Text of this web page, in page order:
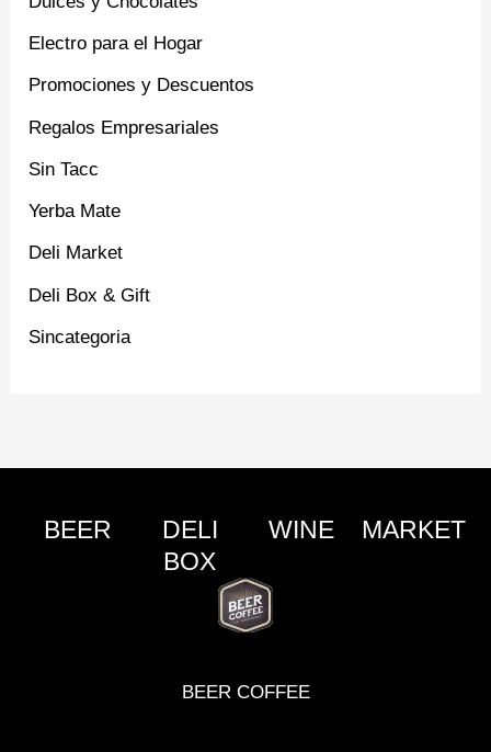
Electro para el Hogar
Promociones y Descuentos
Regalos Empresariales
Sin Tacc
Yerba Mate
Deli Market
Deli Box & Gift
Sincategoria
BEER
DELI
BOX
WINE MARKET
BEER COFFEE